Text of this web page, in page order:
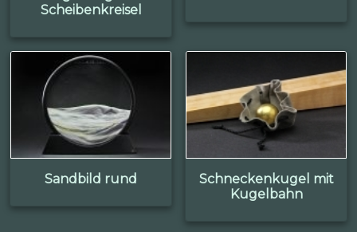
Scheibenkreisel
Sandbild rund
Schneckenkugel mit
Kugelbahn